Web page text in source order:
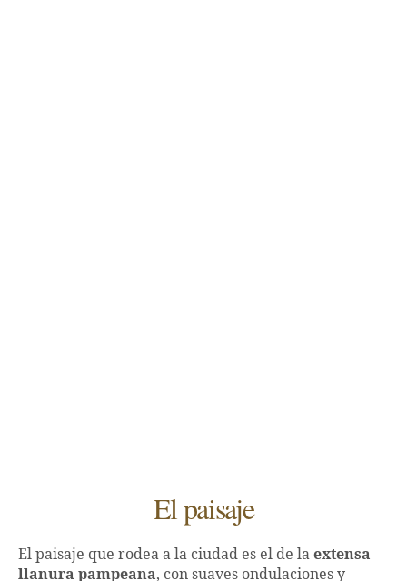
El paisaje
El paisaje que rodea a la ciudad es el de la extensa
llanura pampeana, con suaves ondulaciones y